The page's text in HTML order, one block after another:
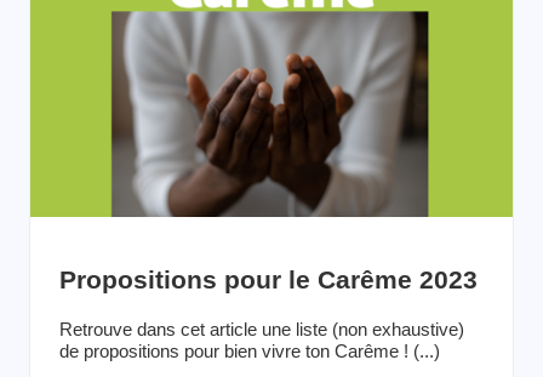
Propositions pour le Carême 2023
Retrouve dans cet article une liste (non exhaustive)
de propositions pour bien vivre ton Carême ! (...)